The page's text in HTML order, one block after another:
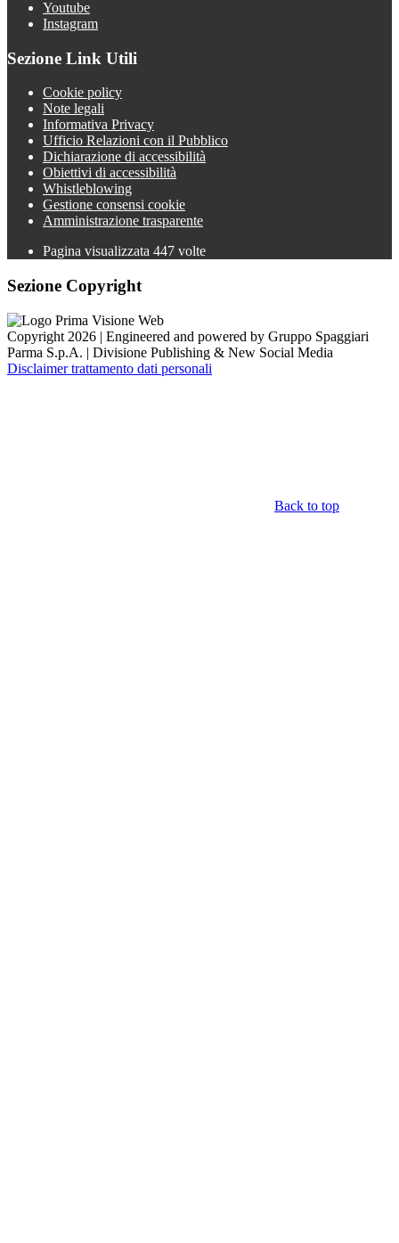
Youtube
Instagram
Sezione Link Utili
Cookie policy
Note legali
Informativa Privacy
Ufficio Relazioni con il Pubblico
Dichiarazione di accessibilità
Obiettivi di accessibilità
Whistleblowing
Gestione consensi cookie
Amministrazione trasparente
Pagina visualizzata 447 volte
Sezione Copyright
Copyright 2026 | Engineered and powered by Gruppo Spaggiari
Parma S.p.A. | Divisione Publishing & New Social Media
Disclaimer trattamento dati personali
Back to top